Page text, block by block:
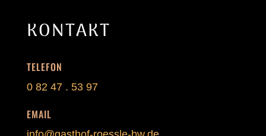
KONTAKT
TELEFON
0 82 47 . 53 97
EMAIL